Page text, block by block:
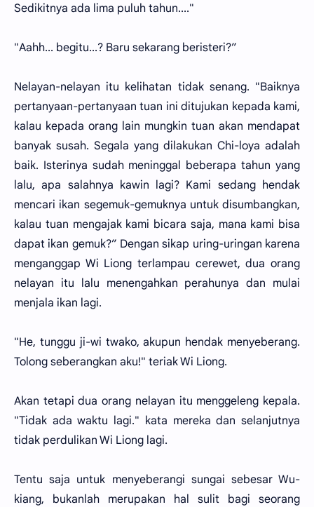
Sedikitnya ada lima puluh tahun...."
"Aahh... begitu...? Baru sekarang beristeri?”
Nelayan-nelayan itu kelihatan tidak senang. "Baiknya
pertanyaan-pertanyaan tuan ini ditujukan kepada kami,
kalau kepada orang lain mungkin tuan akan mendapat
banyak susah. Segala yang dilakukan Chi-loya adalah
baik. Isterinya sudah meninggal beberapa tahun yang
lalu, apa salahnya kawin lagi? Kami sedang hendak
mencari ikan segemuk-gemuknya untuk disumbangkan,
kalau tuan mengajak kami bicara saja, mana kami bisa
dapat ikan gemuk?” Dengan sikap uring-uringan karena
menganggap Wi Liong terlampau cerewet, dua orang
nelayan itu lalu menengahkan perahunya dan mulai
menjala ikan lagi.
"He, tunggu ji-wi twako, akupun hendak menyeberang.
Tolong seberangkan aku!" teriak Wi Liong.
Akan tetapi dua orang nelayan itu menggeleng kepala.
"Tidak ada waktu lagi." kata mereka dan selanjutnya
tidak perdulikan Wi Liong lagi.
Tentu saja untuk menyeberangi sungai sebesar Wu-
kiang, bukanlah merupakan hal sulit bagi seorang